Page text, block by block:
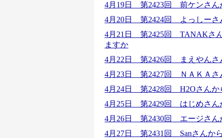
4月19日 第2423回 前ケンさん
4月20日 第2424回
よっしー
4月21日 第2425回 TANAKさん
ますか
4月22日 第2426回 まえやんさ
4月23日 第2427回 ＮＡＫＡさ
4月24日 第2428回 H2Oさんか
4月25日 第2429回 はじめさん
4月26日 第2430回 エージさん
4月27日 第2431回 Sanさんか